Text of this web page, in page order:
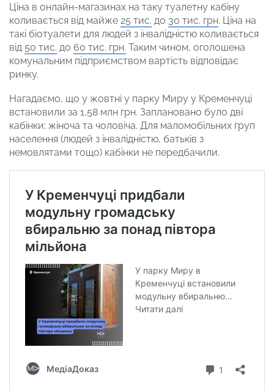
Ціна в онлайн-магазинах на таку туалетну кабіну
коливається від майже 25 тис. до 30 тис. грн. Ціна на
такі біотуалети для людей з інвалідністю коливається
від 50 тис. до 60 тис. грн. Таким чином, оголошена
комунальним підприємством вартість відповідає
ринку.
Нагадаємо, що у жовтні у парку Миру у Кременчуці
встановили за 1,58 млн грн. Заплановано було дві
кабінки: жіноча та чоловіча. Для маломобільних груп
населення (людей з інвалідністю, батьків з
немовлятами тощо) кабінки не передбачили.